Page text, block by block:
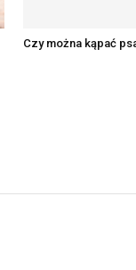
Czy można kąpać